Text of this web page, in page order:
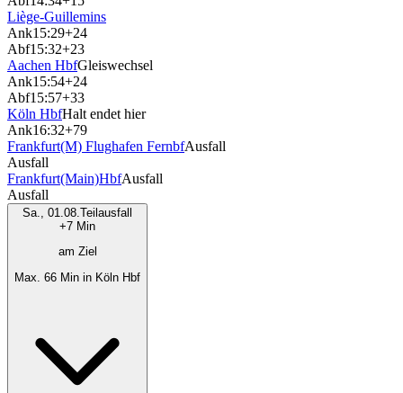
Liège-Guillemins
Ank15:29+24
Abf15:32+23
Aachen HbfGleiswechsel
Ank15:54+24
Abf15:57+33
Köln HbfHalt endet hier
Ank16:32+79
Frankfurt(M) Flughafen FernbfAusfall
Ausfall
Frankfurt(Main)HbfAusfall
Ausfall
Sa., 01.08.Teilausfall
+7 Min
am Ziel
Max. 66 Min in Köln Hbf